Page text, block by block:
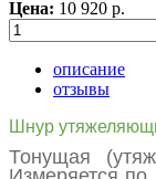
Цена: 10 920 р.
описание
отзывы
Шнур
Тонущая